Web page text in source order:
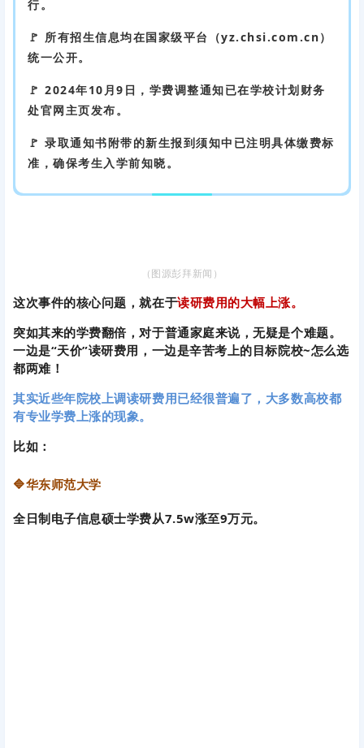
行。
🚩 所有招生信息均在国家级平台（yz.chsi.com.cn）
统一公开。
🚩 2024年10月9日，学费调整通知已在学校计划财务
处官网主页发布。
🚩 录取通知书附带的新生报到须知中已注明具体缴费标
准，确保考生入学前知晓。
（图源彭拜新闻）
这次事件的核心问题，就在于读研费用的大幅 上涨。
突如其来的学费翻倍，对于普通家庭来说，无疑是个难题。
一边是“天价”读研费用，一边是辛苦考上的目标院校~怎么选
都两难！
其实近些年院校上调读研费用已经很普遍了，大多数高校都
有专业学费上涨的现象。
比如：
🔷华东师范大学
全日制电子信息硕士学费从7.5w涨至9万元。